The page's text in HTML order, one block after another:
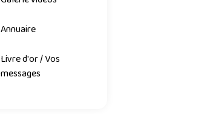
Annuaire
Livre d'or / Vos
messages